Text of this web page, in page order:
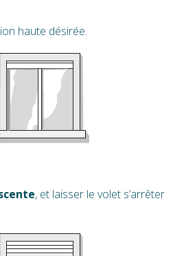
haute désirée.
, et laisser le volet s’arrêter